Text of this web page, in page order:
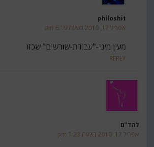
philoshit
אפריל 17, 2010 בשעה 6:19 am
מעין מיני-"עבודת-שורשים" שכזו
REPLY
להד"ם
אפריל 17, 2010 בשעה 1:23 pm